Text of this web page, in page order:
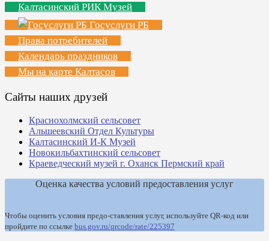
Калтасинский РИК Музей
Госуслуги РБ
Права потребителей
Календарь праздников
Мы на карте Калтасов
Сайты наших друзей
Краснохолмский сельсовет
Альшеевский Отдел Культуры
Калтасинский И-К Музей
Новокильбахтинский сельсовет
Краеведческий музей г. Оханск Пермский край
Оценка качества условий предоставления услуг
Чтобы оценить условия предо-ставления услуг, используйте QR-код или
пройдите по ссылке bus.gov.ru/qrcode/rate/225397